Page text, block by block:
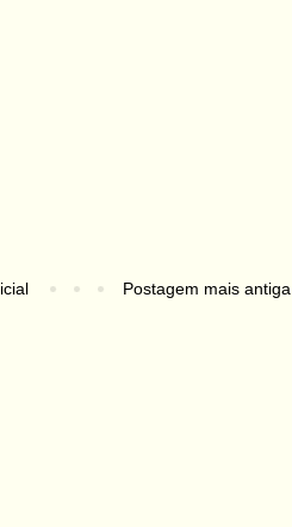
Postagem mais antiga